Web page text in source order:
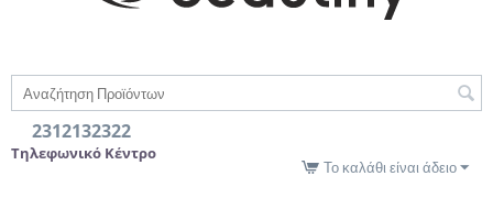
2312132322
Τηλεφωνικό Κέντρο
Το καλάθι είναι άδειο